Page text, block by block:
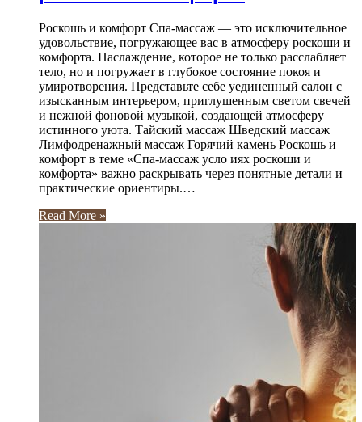
Роскошь и комфорт Спа-массаж — это исключительное
удовольствие, погружающее вас в атмосферу роскоши и
комфорта. Наслаждение, которое не только расслабляет
тело, но и погружает в глубокое состояние покоя и
умиротворения. Представьте себе уединенный салон с
изысканным интерьером, приглушенным светом свечей
и нежной фоновой музыкой, создающей атмосферу
истинного уюта. Тайский массаж Шведский массаж
Лимфодренажный массаж Горячий камень Роскошь и
комфорт в теме «Спа-массаж усло иях роскоши и
комфорта» важно раскрывать через понятные детали и
практические ориентиры.…
Read More »